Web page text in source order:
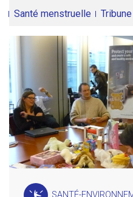
Santé menstruelle
SANTÉ-